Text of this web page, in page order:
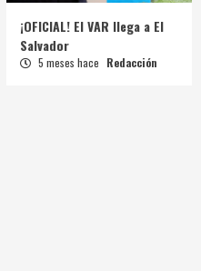
¡OFICIAL! El VAR llega a El
Salvador
5 meses hace Redacción